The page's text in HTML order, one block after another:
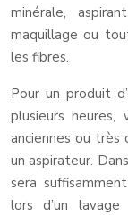
minérale,
maquillage ou
les fibres.
Pour un produit
plusieurs
anciennes ou très
un aspirateur.
sera
lors d’un